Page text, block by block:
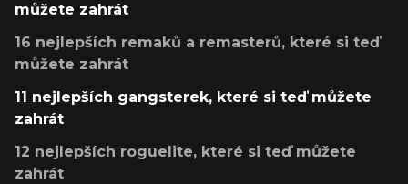
můžete zahrát
16 nejlepších remaků a remasterů, které si teď
můžete zahrát
11 nejlepších gangsterek, které si teď můžete
zahrát
12 nejlepších roguelite, které si teď můžete
zahrát